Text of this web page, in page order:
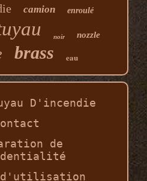
camion enroulé
noir nozzle
brass eau
D'incendie
de
d'utilisation